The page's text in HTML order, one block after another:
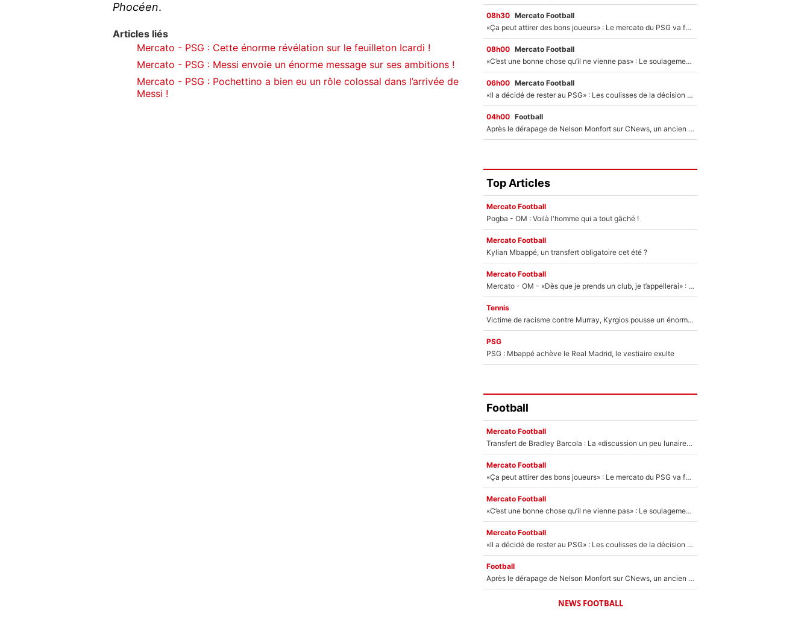
Phocéen.
Articles liés
Mercato - PSG : Cette énorme révélation sur le feuilleton Icardi !
Mercato - PSG : Messi envoie un énorme message sur ses ambitions !
Mercato - PSG : Pochettino a bien eu un rôle colossal dans l’arrivée de
Messi !
08h30 Mercato Football
«Ça peut attirer des bons joueurs» : Le mercato du PSG va faire des victimes dans l'effectif de Luis Enrique ?
08h00 Mercato Football
«C’est une bonne chose qu’il ne vienne pas» : Le soulagement de l'After Foot après le transfert avorté de Yan Diomandé au PSG
06h00 Mercato Football
«Il a décidé de rester au PSG» : Les coulisses de la décision de Lucas Chevalier pour son transfert
04h00 Football
Après le dérapage de Nelson Monfort sur CNews, un ancien journaliste de France Télévisions relance la polémique sur les incendies en Gironde
Top Articles
Mercato Football
Pogba - OM : Voilà l'homme qui a tout gâché !
Mercato Football
Kylian Mbappé, un transfert obligatoire cet été ?
Mercato Football
Mercato - OM - «Dès que je prends un club, je t’appellerai» : La promesse de Marcelino au moment de claquer la porte
Tennis
Victime de racisme contre Murray, Kyrgios pousse un énorme coup de gueule !
PSG
PSG : Mbappé achève le Real Madrid, le vestiaire exulte
Football
Mercato Football
Transfert de Bradley Barcola : La «discussion un peu lunaire» qui l'a convaincu de quitter le PSG, son entourage est pointé du doigt
Mercato Football
«Ça peut attirer des bons joueurs» : Le mercato du PSG va faire des victimes dans l'effectif de Luis Enrique ?
Mercato Football
«C’est une bonne chose qu’il ne vienne pas» : Le soulagement de l'After Foot après le transfert avorté de Yan Diomandé au PSG
Mercato Football
«Il a décidé de rester au PSG» : Les coulisses de la décision de Lucas Chevalier pour son transfert
Football
Après le dérapage de Nelson Monfort sur CNews, un ancien journaliste de France Télévisions relance la polémique sur les incendies en Gironde
NEWS FOOTBALL